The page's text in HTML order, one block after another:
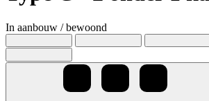
In aanbouw / bewoond